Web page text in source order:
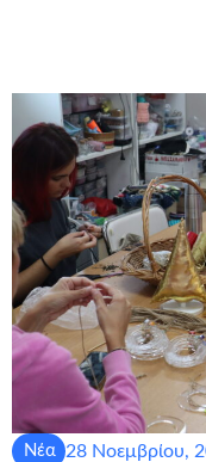
Νέα 28 Νοεμβρίου,